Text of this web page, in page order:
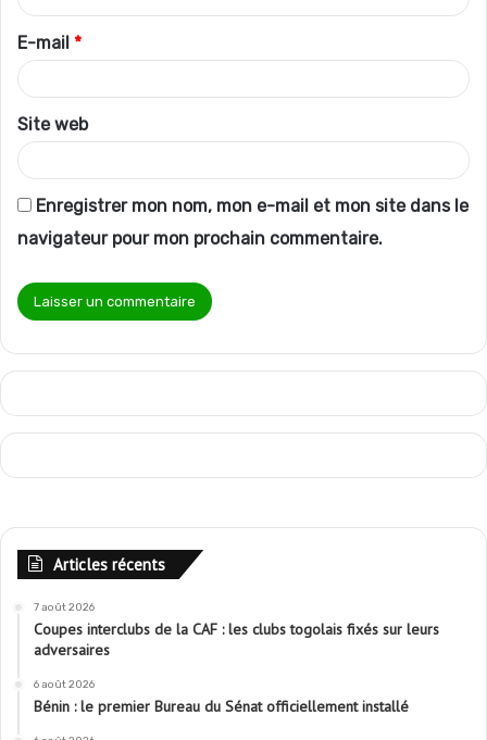
r
e
*
E-mail *
Site web
Enregistrer mon nom, mon e-mail et mon site dans le
navigateur pour mon prochain commentaire.
Articles récents
7 août 2026
Coupes interclubs de la CAF : les clubs togolais fixés sur leurs
adversaires
6 août 2026
Bénin : le premier Bureau du Sénat officiellement installé